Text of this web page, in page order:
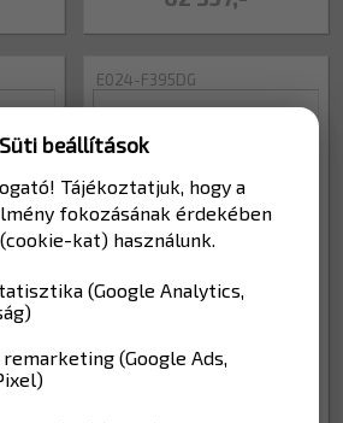
[3]
HI
E024-F395DG
Lakott terület kezdete [3]
(fa, 395x210, DG fólia)
Süti beállítások
Tájékoztatjuk, hogy a
fokozásának érdekében
kat) használunk.
(Google Analytics,
(Google Ads,